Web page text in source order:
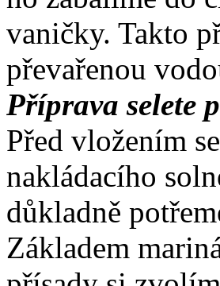
vaničky. Takto
převařenou
Příprava selete
Před vložením
nakládacího
důkladně
Základem